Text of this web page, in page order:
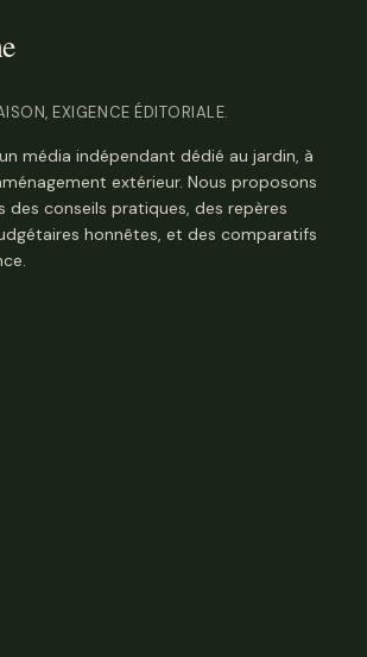
EXIGENCE ÉDITORIALE.
média indépendant dédié au jardin, à
extérieur. Nous proposons
des conseils pratiques, des repères
honnêtes, et des comparatifs